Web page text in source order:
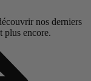
nos derniers
plus encore.